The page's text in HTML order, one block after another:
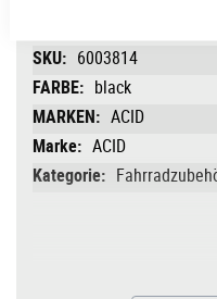
Produktinformationen
6003814
black
ACID
ACID